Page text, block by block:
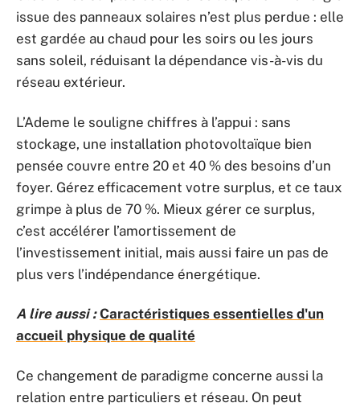
issue des panneaux solaires n’est plus perdue : elle
est gardée au chaud pour les soirs ou les jours
sans soleil, réduisant la dépendance vis-à-vis du
réseau extérieur.
L’Ademe le souligne chiffres à l’appui : sans
stockage, une installation photovoltaïque bien
pensée couvre entre 20 et 40 % des besoins d’un
foyer. Gérez efficacement votre surplus, et ce taux
grimpe à plus de 70 %. Mieux gérer ce surplus,
c’est accélérer l’amortissement de
l’investissement initial, mais aussi faire un pas de
plus vers l’indépendance énergétique.
A lire aussi : Caractéristiques essentielles d'un
accueil physique de qualité
Ce changement de paradigme concerne aussi la
relation entre particuliers et réseau. On peut